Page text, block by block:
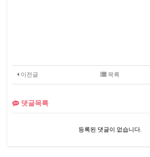
이전글 목록
댓글목록
등록된 댓글이 없습니다.